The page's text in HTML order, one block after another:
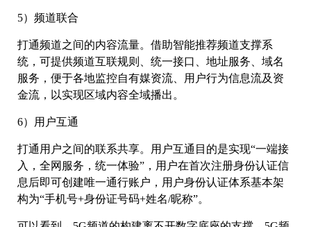
5）频道联合
打通频道之间的内容流量。借助智能推荐频道支撑系
统，可提供频道互联规则、统一接口、地址服务、域名
服务，便于各地监控自有媒资流、用户行为信息流及资
金流，以实现区域内容全域播出。
6）用户互通
打通用户之间的联系共享。用户互通目的是实现“一端接
入，全网服务，统一体验”，用户在首次注册身份认证信
息后即可创建唯一通行账户，用户身份认证体系基本架
构为“手机号+身份证号码+姓名/昵称”。